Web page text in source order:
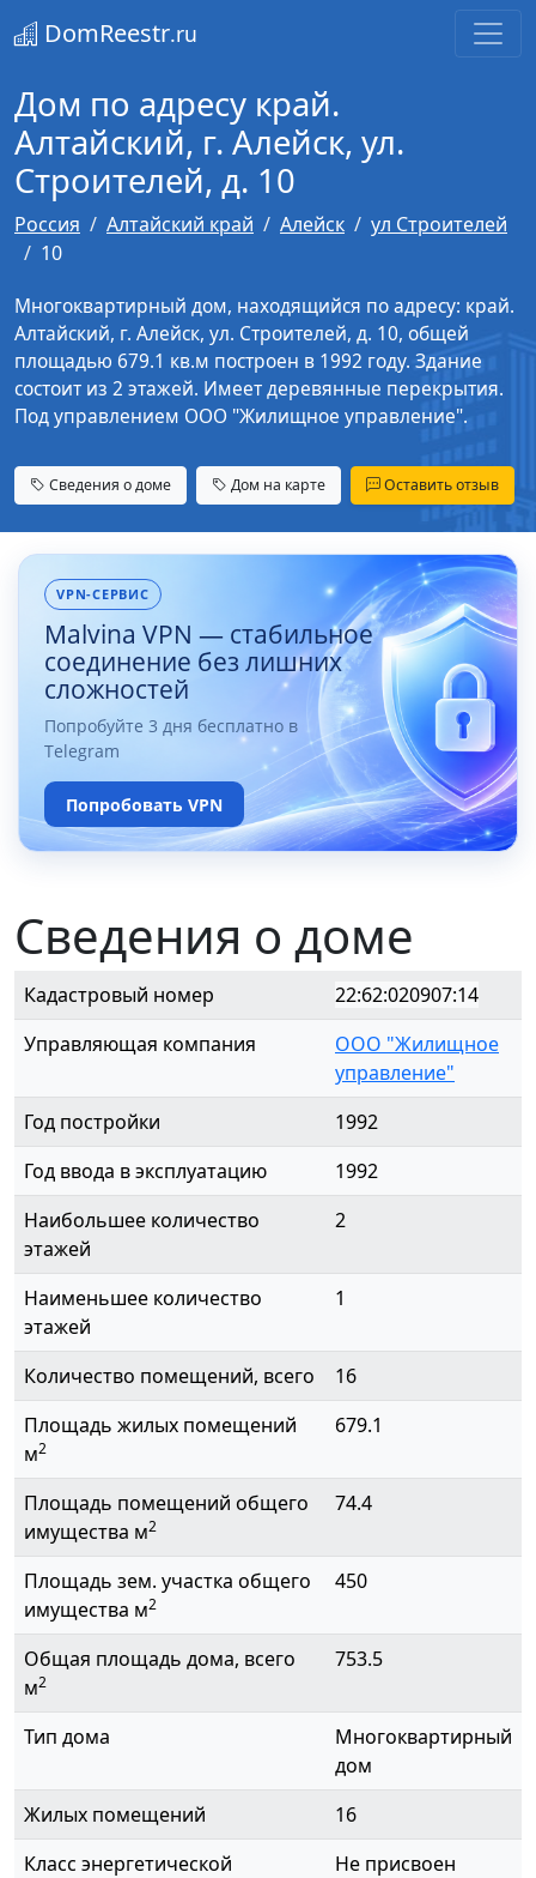
DomReestr.ru
Дом по адресу край.
Алтайский, г. Алейск, ул.
Строителей, д. 10
Россия Алтайский край Алейск
ул Строителей
10
Многоквартирный дом, находящийся по адресу: край.
Алтайский, г. Алейск, ул. Строителей, д. 10, общей
площадью 679.1 кв.м построен в 1992 году. Здание
состоит из 2 этажей. Имеет деревянные перекрытия.
Под управлением ООО "Жилищное управление".
Сведения о доме Дом на карте Оставить отзыв
VPN-СЕРВИС
Malvina VPN — стабильное
соединение без лишних
сложностей
Попробуйте 3 дня бесплатно в
Telegram
Попробовать VPN
Сведения о доме
Кадастровый номер
22:62:020907:14
Управляющая компания
ООО "Жилищное
управление"
Год постройки
1992
Год ввода в эксплуатацию
1992
Наибольшее количество
этажей
2
Наименьшее количество
этажей
1
Количество помещений, всего
16
Площадь жилых помещений
м2
679.1
Площадь помещений общего
имущества м2
74.4
Площадь зем. участка общего
имущества м2
450
Общая площадь дома, всего
м2
753.5
Тип дома
Многоквартирный
дом
Жилых помещений
16
Класс энергетической
Не присвоен